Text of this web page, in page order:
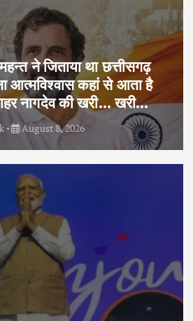
ने जिताया था छत्तीसगढ़
आत्मविश्वास कहां से आता है
नागदेव की खरी… खरी…
August 8, 2026